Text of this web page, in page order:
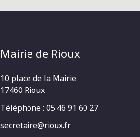
Mairie de Rioux
10 place de la Mairie
17460 Rioux
Téléphone : 05 46 91 60 27
secretaire@rioux.fr